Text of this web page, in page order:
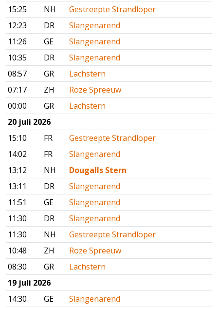
15:25
NH
Gestreepte Strandloper
12:23
DR
Slangenarend
11:26
GE
Slangenarend
10:35
DR
Slangenarend
08:57
GR
Lachstern
07:17
ZH
Roze Spreeuw
00:00
GR
Lachstern
20 juli 2026
15:10
FR
Gestreepte Strandloper
14:02
FR
Slangenarend
13:12
NH
Dougalls Stern
13:11
DR
Slangenarend
11:51
GE
Slangenarend
11:30
DR
Slangenarend
11:30
NH
Gestreepte Strandloper
10:48
ZH
Roze Spreeuw
08:30
GR
Lachstern
19 juli 2026
14:30
GE
Slangenarend